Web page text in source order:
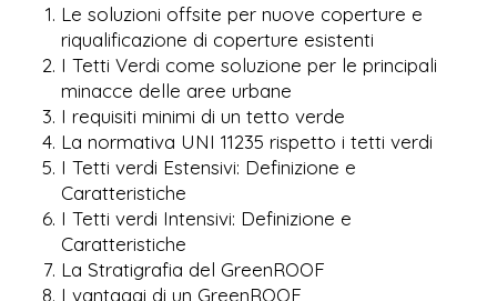
Le soluzioni offsite per nuove coperture e
riqualificazione di coperture esistenti
I Tetti Verdi come soluzione per le principali
minacce delle aree urbane
I requisiti minimi di un tetto verde
La normativa UNI 11235 rispetto i tetti verdi
I Tetti verdi Estensivi: Definizione e
Caratteristiche
I Tetti verdi Intensivi: Definizione e
Caratteristiche
La Stratigrafia del GreenROOF
I vantaggi di un GreenROOF